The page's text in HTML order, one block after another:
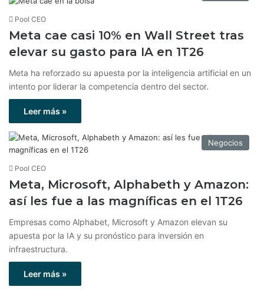
Pool CEO
Meta cae casi 10% en Wall Street tras
elevar su gasto para IA en 1T26
Meta ha reforzado su apuesta por la inteligencia artificial en un
intento por liderar la competencia dentro del sector.
Leer más »
Negocios
Pool CEO
Meta, Microsoft, Alphabeth y Amazon:
así les fue a las magníficas en el 1T26
Empresas como Alphabet, Microsoft y Amazon elevan su
apuesta por la IA y su pronóstico para inversión en
infraestructura.
Leer más »